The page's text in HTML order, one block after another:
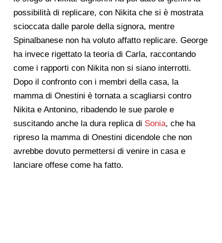
possibilità di replicare, con Nikita che si è mostrata
scioccata dalle parole della signora, mentre
Spinalbanese non ha voluto affatto replicare. George
ha invece rigettato la teoria di Carla, raccontando
come i rapporti con Nikita non si siano interrotti.
Dopo il confronto con i membri della casa, la
mamma di Onestini è tornata a scagliarsi contro
Nikita e Antonino, ribadendo le sue parole e
suscitando anche la dura replica di Sonia, che ha
ripreso la mamma di Onestini dicendole che non
avrebbe dovuto permettersi di venire in casa e
lanciare offese come ha fatto.